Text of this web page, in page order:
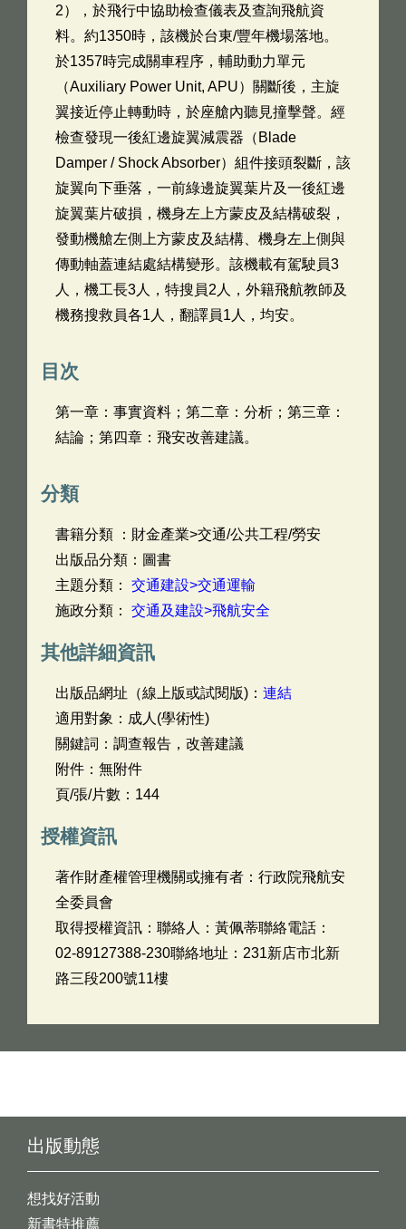
2），於飛行中協助檢查儀表及查詢飛航資
料。約1350時，該機於台東/豐年機場落地。
於1357時完成關車程序，輔助動力單元
（Auxiliary Power Unit, APU）關斷後，主旋
翼接近停止轉動時，於座艙內聽見撞擊聲。經
檢查發現一後紅邊旋翼減震器（Blade
Damper / Shock Absorber）組件接頭裂斷，該
旋翼向下垂落，一前綠邊旋翼葉片及一後紅邊
旋翼葉片破損，機身左上方蒙皮及結構破裂，
發動機艙左側上方蒙皮及結構、機身左上側與
傳動軸蓋連結處結構變形。該機載有駕駛員3
人，機工長3人，特搜員2人，外籍飛航教師及
機務搜救員各1人，翻譯員1人，均安。
目次
第一章：事實資料；第二章：分析；第三章：
結論；第四章：飛安改善建議。
分類
書籍分類 ：財金產業>交通/公共工程/勞安
出版品分類：圖書
主題分類： 交通建設>交通運輸
施政分類： 交通及建設>飛航安全
其他詳細資訊
出版品網址（線上版或試閱版)： 連結
適用對象：成人(學術性)
關鍵詞：調查報告，改善建議
附件：無附件
頁/張/片數：144
授權資訊
著作財產權管理機關或擁有者：行政院飛航安
全委員會
取得授權資訊：聯絡人：黃佩蒂聯絡電話：
02-89127388-230聯絡地址：231新店市北新
路三段200號11樓
出版動態
想找好活動
新書特推薦